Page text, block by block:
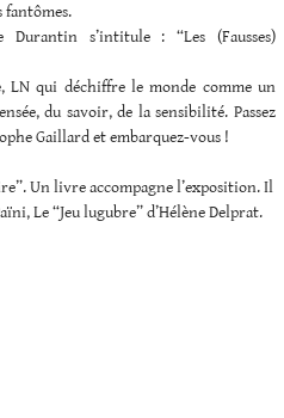
fantômes.
s’intitule : “Les (Fausses)
LN qui déchiffre le monde comme un
du savoir, de la sensibilité. Passez
Gaillard et embarquez-vous !
Un livre accompagne l’exposition. Il
Le “Jeu lugubre” d’Hélène Delprat.